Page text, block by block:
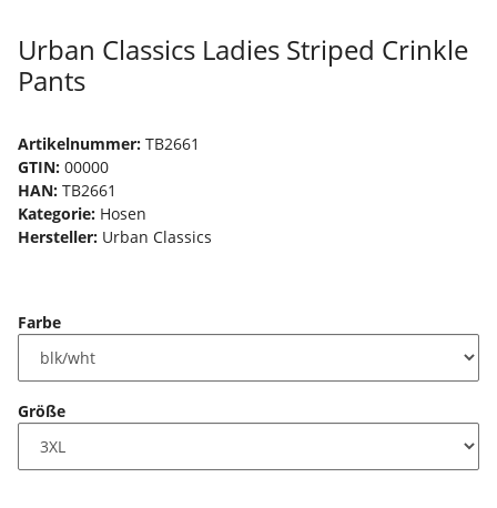
Urban Classics Ladies Striped Crinkle
Pants
Artikelnummer: TB2661
GTIN: 00000
HAN: TB2661
Kategorie: Hosen
Hersteller: Urban Classics
Farbe
Größe